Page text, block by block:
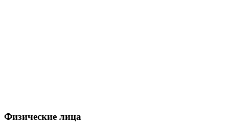
Физические лица